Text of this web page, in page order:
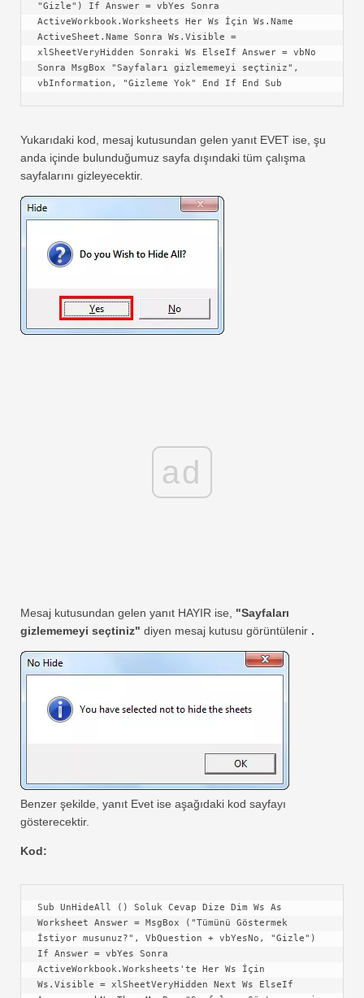
"Gizle") If Answer = vbYes Sonra
ActiveWorkbook.Worksheets Her Ws İçin Ws.Name
ActiveSheet.Name Sonra Ws.Visible =
xlSheetVeryHidden Sonraki Ws ElseIf Answer = vbNo
Sonra MsgBox "Sayfaları gizlememeyi seçtiniz",
vbInformation, "Gizleme Yok" End If End Sub
Yukarıdaki kod, mesaj kutusundan gelen yanıt EVET ise, şu
anda içinde bulunduğumuz sayfa dışındaki tüm çalışma
sayfalarını gizleyecektir.
ad
Mesaj kutusundan gelen yanıt HAYIR ise, "Sayfaları
gizlememeyi seçtiniz" diyen mesaj kutusu görüntülenir .
Benzer şekilde, yanıt Evet ise aşağıdaki kod sayfayı
gösterecektir.
Kod:
Sub UnHideAll () Soluk Cevap Dize Dim Ws As
Worksheet Answer = MsgBox ("Tümünü Göstermek
İstiyor musunuz?", VbQuestion + vbYesNo, "Gizle")
If Answer = vbYes Sonra
ActiveWorkbook.Worksheets'te Her Ws İçin
Ws.Visible = xlSheetVeryHidden Next Ws ElseIf